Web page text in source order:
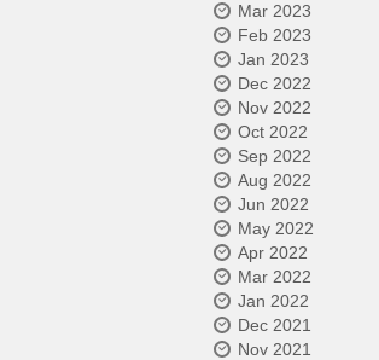
Mar 2023
Feb 2023
Jan 2023
Dec 2022
Nov 2022
Oct 2022
Sep 2022
Aug 2022
Jun 2022
May 2022
Apr 2022
Mar 2022
Jan 2022
Dec 2021
Nov 2021